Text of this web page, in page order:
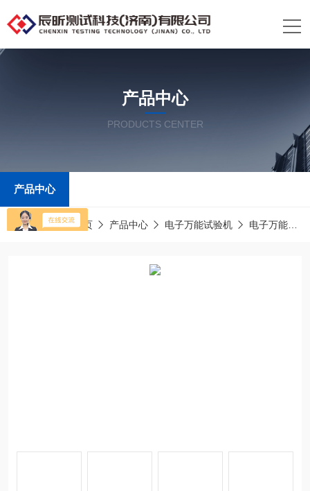
产品中心
PRODUCTS CENTER
产品中心
当前位置：首页 产品中心 电子万能试验机 电子万能压力试验机